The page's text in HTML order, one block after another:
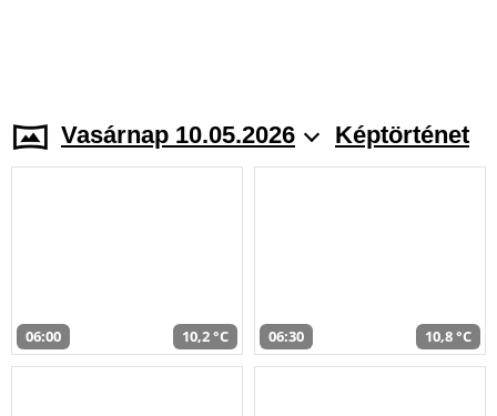
Vasárnap 10.05.2026 Képtörténet
06:00 10,2 °C 06:30 10,8 °C